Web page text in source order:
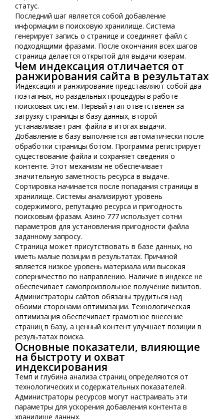
статус.
Последний шаг является собой добавление
информации в поисковую хранилище. Система
генерирует запись о странице и соединяет файл с
подходящими фразами. После окончания всех шагов
страница делается открытой для выдачи юзерам.
Чем индексация отличается от
ранжирования сайта в результатах
Индексация и ранжирование представляют собой два
поэтапных, но раздельных процедуры в работе
поисковых систем. Первый этап ответственен за
загрузку страницы в базу данных, второй
устанавливает ранг файла в итогах выдачи.
Добавление в базу выполняется автоматически после
обработки страницы ботом. Программа регистрирует
существование файла и сохраняет сведения о
контенте. Этот механизм не обеспечивает
значительную заметность ресурса в выдаче.
Сортировка начинается после попадания страницы в
хранилище. Системы анализируют уровень
содержимого, репутацию ресурса и пригодность
поисковым фразам. Азино 777 использует сотни
параметров для установления пригодности файла
заданному запросу.
Страница может присутствовать в базе данных, но
иметь малые позиции в результатах. Причиной
является низкое уровень материала или высокая
соперничество по направлению. Наличие в индексе не
обеспечивает самопроизвольное получение визитов.
Администраторы сайтов обязаны трудиться над
обоими сторонами оптимизации. Технологическая
оптимизация обеспечивает грамотное внесение
страниц в базу, а ценный контент улучшает позиции в
результатах поиска.
Основные показатели, влияющие
на быстроту и охват
индексирования
Темп и глубина анализа страниц определяются от
технологических и содержательных показателей.
Администраторы ресурсов могут настраивать эти
параметры для ускорения добавления контента в
хранилище данных.